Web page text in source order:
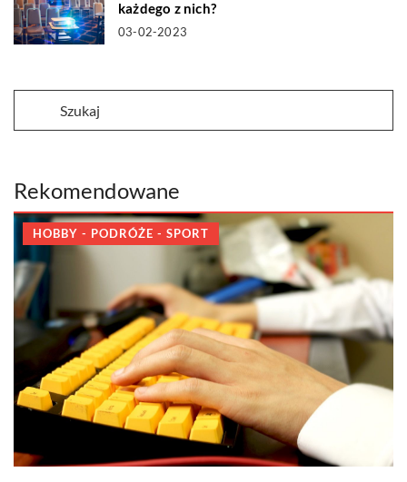
każdego z nich?
03-02-2023
Rekomendowane
HOBBY - PODRÓŻE - SPORT